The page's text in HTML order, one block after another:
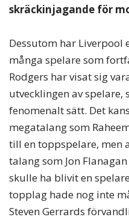
skräckinjagande för
Dessutom har
många spelare som
Rodgers har visat sig
utvecklingen av spelare,
fenomenalt sätt. Det
megatalang som
till en toppspelare, men
talang som Jon
skulle ha blivit en
topplag hade nog inte
Steven Gerrards